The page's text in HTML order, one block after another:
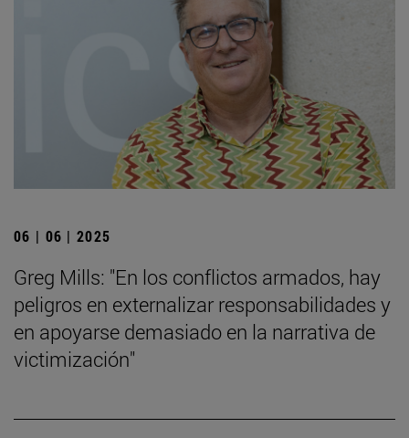
06 | 06 | 2025
Greg Mills: "En los conflictos armados, hay
peligros en externalizar responsabilidades y
en apoyarse demasiado en la narrativa de
victimización"